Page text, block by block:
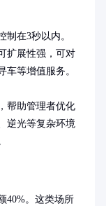
在3秒以内。
扩展性强，可对
车等增值服务。
帮助管理者优化
逆光等复杂环境
40%。这类场所